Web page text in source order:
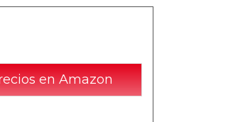
en Amazon